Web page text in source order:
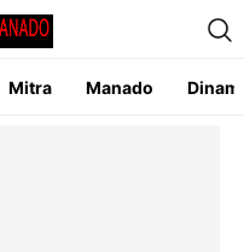
Mitra Manado